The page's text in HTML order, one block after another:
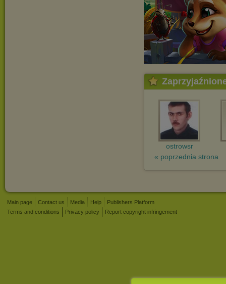
ostrowsr
« poprzednia strona
Main page Contact us Media Help
Publishers Platform
Terms and conditions
Privacy policy Report copyright infringement